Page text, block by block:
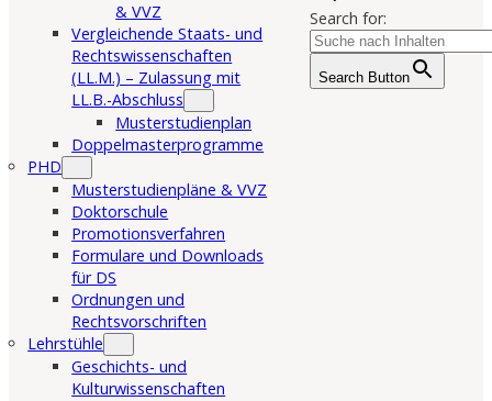
& VVZ
Vergleichende Staats- und
Rechtswissenschaften
(LL.M.) – Zulassung mit
LL.B.-Abschluss
Musterstudienplan
Doppelmasterprogramme
PHD
Musterstudienpläne & VVZ
Doktorschule
Promotionsverfahren
Formulare und Downloads
für DS
Ordnungen und
Rechtsvorschriften
Lehrstühle
Geschichts- und
Kulturwissenschaften
Search for:
Search Button